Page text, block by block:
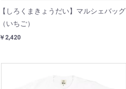
【しろくまきょうだい】マルシェバッグ
（いちご）
￥2,420